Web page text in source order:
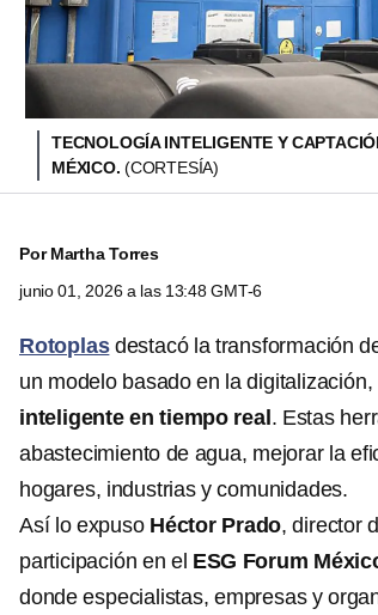
TECNOLOGÍA INTELIGENTE Y
MÉXICO. (CORTESÍA)
PorMartha Torres
junio 01, 2026 a las 13:48 GMT-6
Rotoplasdestacó la transformación
un modelo basado en la
inteligente en tiempo real . Estas
abastecimiento de agua, mejorar la
hogares, industrias y comunidades.
Así lo expuso Héctor Prado, director
participación en el ESG Forum
donde especialistas, empresas y